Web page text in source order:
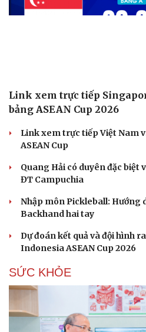
Link xem trực tiếp
bảng ASEAN Cup 2026
Link xem trực tiếp Việt Nam
ASEAN Cup
Quang Hải có duyên đặc biệt
ĐT Campuchia
Nhập môn Pickleball: Hướng
Backhand hai tay
Dự đoán kết quả và đội hình
Indonesia ASEAN Cup 2026
SỨC KHỎE